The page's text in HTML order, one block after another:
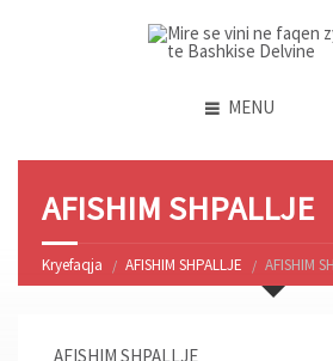
MENU
AFISHIM SHPALLJE
Kryefaqja AFISHIM SHPALLJE AFISHIM
AFISHIM SHPALLJE